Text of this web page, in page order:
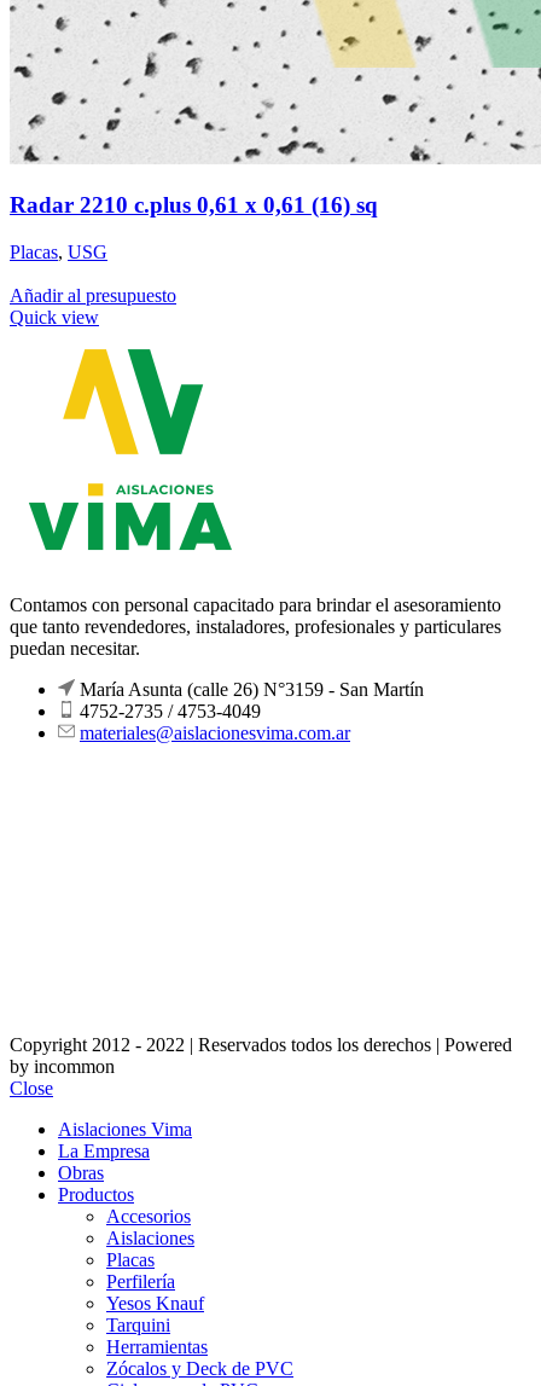
Radar 2210 c.plus 0,61 x 0,61 (16) sq
Placas, USG
Añadir al presupuesto
Quick view
Contamos con personal capacitado para brindar el asesoramiento
que tanto revendedores, instaladores, profesionales y particulares
puedan necesitar.
María Asunta (calle 26) N°3159 - San Martín
4752-2735 / 4753-4049
materiales@aislacionesvima.com.ar
Copyright 2012 - 2022 | Reservados todos los derechos | Powered
by incommon
Close
Aislaciones Vima
La Empresa
Obras
Productos
Accesorios
Aislaciones
Placas
Perfilería
Yesos Knauf
Tarquini
Herramientas
Zócalos y Deck de PVC